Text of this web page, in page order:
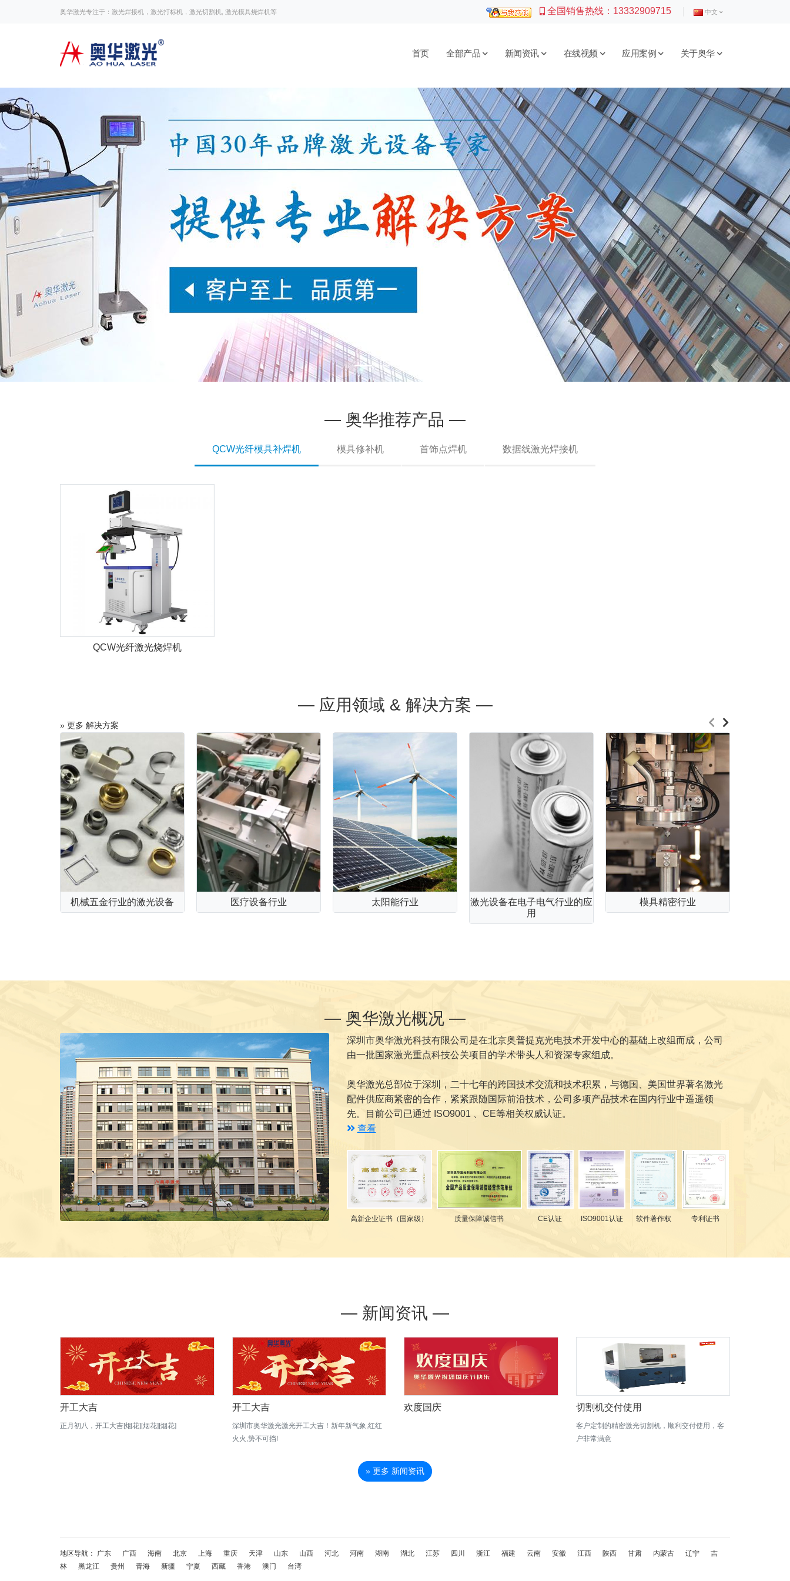
奥华激光专注于：激光焊接机，激光打标机，激光切割机, 激光模具烧焊机等 全国销售热线： 13332909715 中文
首页 全部产品 新闻资讯 在线视频 应用案例 关于奥华
» 查看详情
Previous Next
— 奥华推荐产品 —
QCW光纤模具补焊机 模具修补机 首饰点焊机 数据线激光焊接机
QCW光纤激光烧焊机
— 应用领域 & 解决方案 —
» 更多 解决方案
机械五金行业的激光设备 医疗设备行业 太阳能行业
激光设备在电子电气行业的应
用
模具精密行业
— 奥华激光概况 —
深圳市奥华激光科技有限公司是在北京奥普提克光电技术开发中心的基础上改组而成，公司
由一批国家激光重点科技公关项目的学术带头人和资深专家组成。
奥华激光总部位于深圳，二十七年的跨国技术交流和技术积累，与德国、美国世界著名激光
配件供应商紧密的合作，紧紧跟随国际前沿技术，公司多项产品技术在国内行业中遥遥领
先。目前公司已通过 ISO9001 、CE等相关权威认证。
查看
高新企业证书（国家级） 质量保障诚信书 CE认证 ISO9001认证 软件著作权 专利证书
— 新闻资讯 —
开工大吉
正月初八，开工大吉[烟花][烟花][烟花]
开工大吉
深圳市奥华激光激光开工大吉！新年新气象,红红
火火,势不可挡!
欢度国庆 切割机交付使用
客户定制的精密激光切割机，顺利交付使用，客
户非常满意
» 更多 新闻资讯
地区导航： 广东 广西 海南 北京 上海 重庆 天津 山东 山西 河北 河南 湖南 湖北 江苏 四川 浙江 福建 云南 安徽 江西 陕西 甘肃 内蒙古 辽宁
吉
林
黑龙江 贵州 青海 新疆 宁夏 西藏 香港 澳门 台湾